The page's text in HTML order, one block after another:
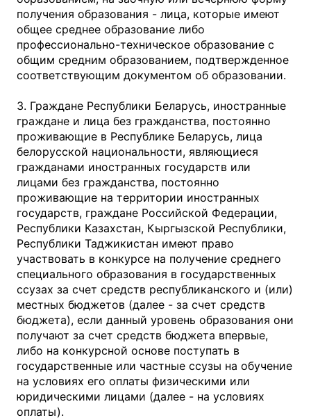
получения образования - лица, которые имеют
общее среднее образование либо
профессионально-техническое образование с
общим средним образованием, подтвержденное
соответствующим документом об образовании.
3. Граждане Республики Беларусь, иностранные
граждане и лица без гражданства, постоянно
проживающие в Республике Беларусь, лица
белорусской национальности, являющиеся
гражданами иностранных государств или
лицами без гражданства, постоянно
проживающие на территории иностранных
государств, граждане Российской Федерации,
Республики Казахстан, Кыргызской Республики,
Республики Таджикистан имеют право
участвовать в конкурсе на получение среднего
специального образования в государственных
ссузах за счет средств республиканского и (или)
местных бюджетов (далее - за счет средств
бюджета), если данный уровень образования они
получают за счет средств бюджета впервые,
либо на конкурсной основе поступать в
государственные или частные ссузы на обучение
на условиях его оплаты физическими или
юридическими лицами (далее - на условиях
оплаты).